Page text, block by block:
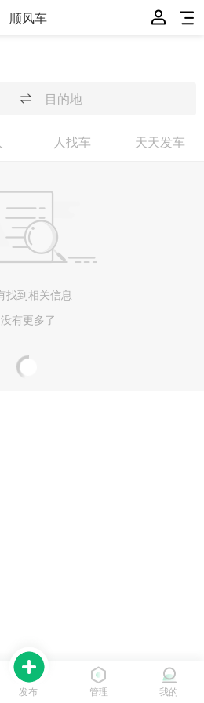
顺风车
人找车 天天发车
找到相关信息
没有更多了
发布 管理 我的